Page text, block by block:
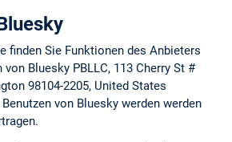
finden Sie Funktionen des Anbieters
von Bluesky PBLLC, 113 Cherry St #
98104-2205, United States
von Bluesky werden werden